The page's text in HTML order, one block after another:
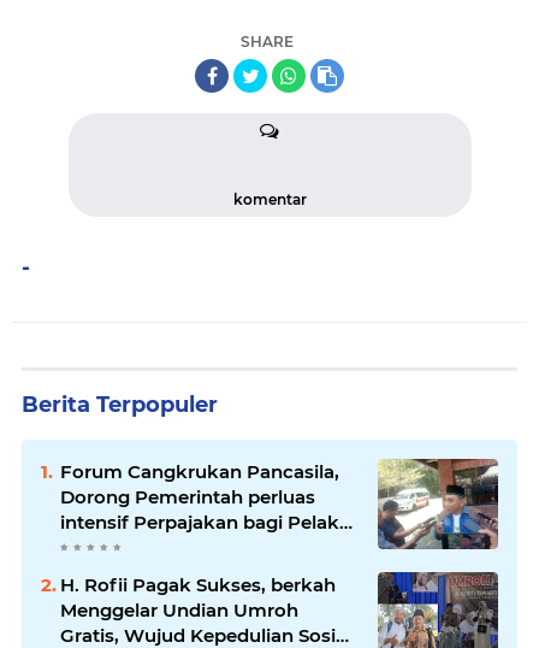
SHARE
komentar
-
Berita Terpopuler
Forum Cangkrukan Pancasila,
Dorong Pemerintah perluas
intensif Perpajakan bagi Pelaku
Usaha UMKM.
H. Rofii Pagak Sukses, berkah
Menggelar Undian Umroh
Gratis, Wujud Kepedulian Sosial